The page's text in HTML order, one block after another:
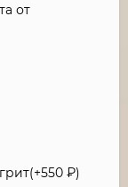
от
550 ₽)